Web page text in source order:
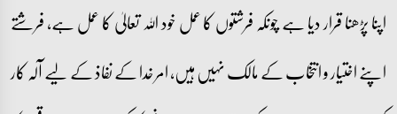
اپنا پڑھنا قرار دیا ہے چونکہ فرشتوں کا عمل خود اللہ تعالیٰ کا عمل ہے، فرشتے
اپنے اختیار و انتخاب کے مالک نہیں ہیں، امر خدا کے نفاذ کے لیے آلہ کار